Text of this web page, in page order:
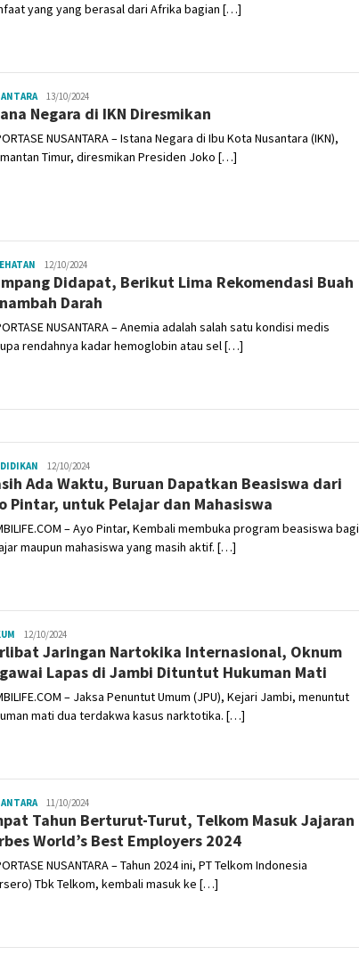
yang yang berasal dari Afrika bagian […]
Admin
13/10/2024
Negara di IKN Diresmikan
NUSANTARA – Istana Negara di Ibu Kota Nusantara (IKN),
Timur, diresmikan Presiden Joko […]
Admin
12/10/2024
Didapat, Berikut Lima Rekomendasi Buah
Darah
NUSANTARA – Anemia adalah salah satu kondisi medis
rendahnya kadar hemoglobin atau sel […]
Admin
12/10/2024
Ada Waktu, Buruan Dapatkan Beasiswa dari
Pintar, untuk Pelajar dan Mahasiswa
– Ayo Pintar, Kembali membuka program beasiswa bagi
maupun mahasiswa yang masih aktif. […]
Admin
12/10/2024
Jaringan Nartokika Internasional, Oknum
Lapas di Jambi Dituntut Hukuman Mati
– Jaksa Penuntut Umum (JPU), Kejari Jambi, menuntut
mati dua terdakwa kasus narktotika. […]
Admin
11/10/2024
Tahun Berturut-Turut, Telkom Masuk Jajaran
World’s Best Employers 2024
NUSANTARA – Tahun 2024 ini, PT Telkom Indonesia
Tbk Telkom, kembali masuk ke […]